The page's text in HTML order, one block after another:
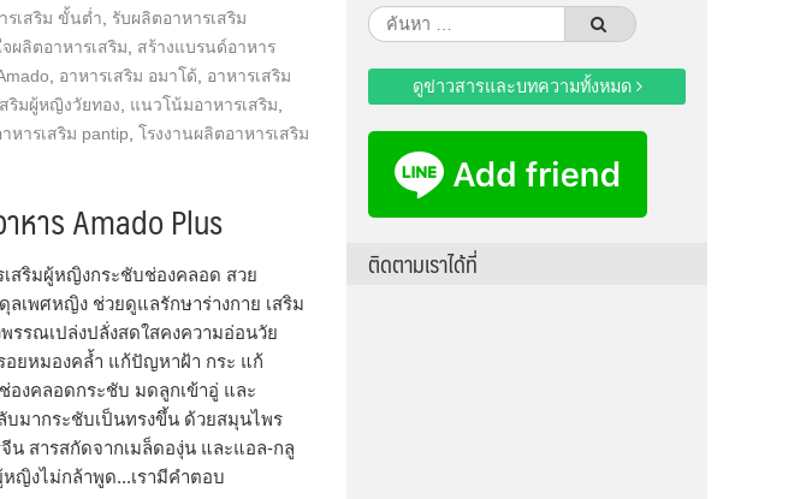
รเสริม ขั้นต่ำ
รับผลิตอาหารเสริม
ผลิตอาหารเสริม
สร้างแบรนด์อาหาร
อาหารเสริม อมาโด้
อาหารเสริม
ริมผู้หญิงวัยทอง แนวโน้มอาหารเสริม
หารเสริม pantip โรงงานผลิตอาหารเสริม
าร Amado Plus
เสริมผู้หญิงกระชับช่องคลอด สวย
เพศหญิง ช่วยดูแลรักษาร่างกาย เสริม
รรณเปล่งปลั่งสดใสคงความอ่อนวัย
อยหมองคล้ำ แก้ปัญหาฝ้า กระ แก้
งคลอดกระชับ มดลูกเข้าอู่ และ
มากระชับเป็นทรงขึ้น ด้วยสมุนไพร
น สารสกัดจากเมล็ดองุ่น และแอล-กลู
งไม่กล้าพูด...เรามีคำตอบ
ค้นหา
สำหรับ:
ดูข่าวสารและบทความทั้งหมด
ติดตามเราได้ที่